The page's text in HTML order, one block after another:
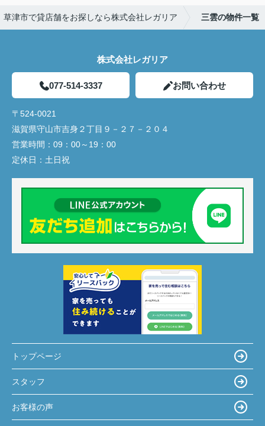
草津市で貸店舗をお探しなら株式会社レガリア 三雲の物件一覧
株式会社レガリア
077-514-3337 お問い合わせ
〒524-0021
滋賀県守山市吉身２丁目９－２７－２０４
営業時間： 09：00～19：00
定休日： 土日祝
トップページ
スタッフ
お客様の声